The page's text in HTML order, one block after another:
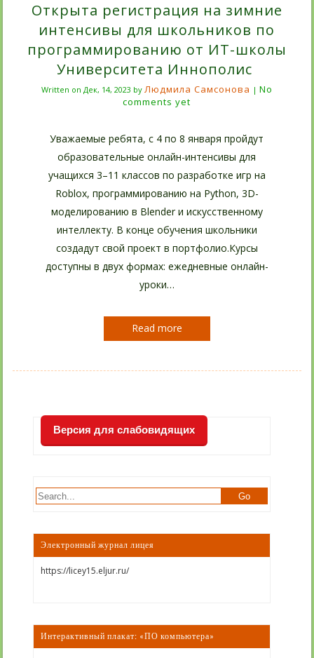
Открыта регистрация на зимние
интенсивы для школьников по
программированию от ИТ-школы
Университета Иннополис
Written on Дек, 14, 2023 by Людмила Самсонова | No
comments yet
Уважаемые ребята, с 4 по 8 января пройдут
образовательные онлайн-интенсивы для
учащихся 3–11 классов по разработке игр на
Roblox, программированию на Python, 3D-
моделированию в Blender и искусственному
интеллекту. В конце обучения школьники
создадут свой проект в портфолио.Курсы
доступны в двух формах: ежедневные онлайн-
уроки…
Read more
Версия для слабовидящих
Электронный журнал лицея
https://licey15.eljur.ru/
Интерактивный плакат: «ПО компьютера»